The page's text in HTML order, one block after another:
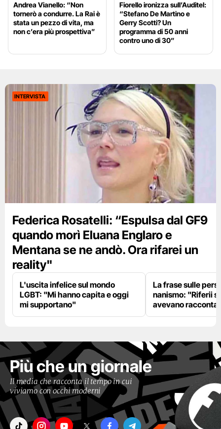
Andrea Vianello: “Non
tornerò a condurre. La Rai è
stata un pezzo di vita, ma
non c’era più prospettiva”
Fiorello ironizza sull’Auditel:
“Stefano De Martino e
Gerry Scotti? Un
programma di 50 anni
contro uno di 30”
INTERVISTA
Federica Rosatelli: “Espulsa dal GF9
quando morì Eluana Englaro e
Mentana se ne andò. Ora rifarei un
reality"
L'uscita infelice sul mondo
LGBT: "Mi hanno capita e oggi
mi supportano"
La frase sulle
nanismo: "Riferii
avevano
Più che un giornale
Il media che racconta il tempo in cui
viviamo con occhi moderni